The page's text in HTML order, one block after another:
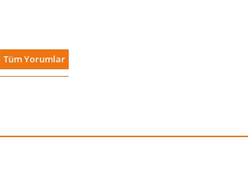
Tüm Yorumlar
fırsatı buldu bir gezide iken Rusya’da kölelik